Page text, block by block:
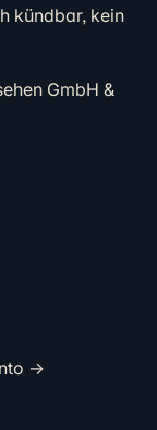
kündbar, kein
GmbH &
→